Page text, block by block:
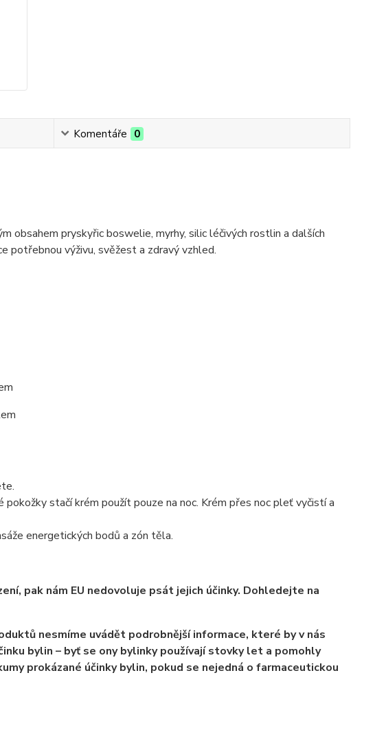
Komentáře 0
obsahem pryskyřic boswelie, myrhy, silic léčivých rostlin a dalších
potřebnou výživu, svěžest a zdravý vzhled.
stačí krém použít pouze na noc. Krém přes noc pleť vyčistí a
energetických bodů a zón těla.
pak nám EU nedovoluje psát jejich účinky. Dohledejte na
nesmíme uvádět podrobnější informace, které by v nás
bylin – byť se ony bylinky používají stovky let a pomohly
prokázané účinky bylin, pokud se nejedná o farmaceutickou